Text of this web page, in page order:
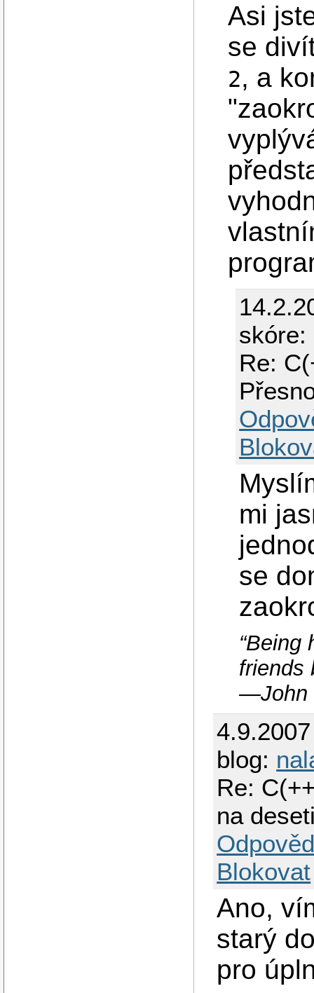
Asi
se
2, a
Re:
mi
se
“Being
friends
―John
blog:
Re:
na
Blokovat
Ano,
starý
pro